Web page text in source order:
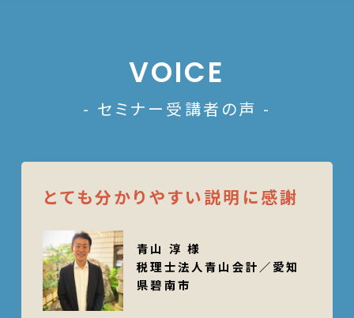
VOICE
- セミナー受講者の声 -
とても分かりやすい説明に感謝
青山 淳 様
税理士法人青山会計／愛知
県碧南市